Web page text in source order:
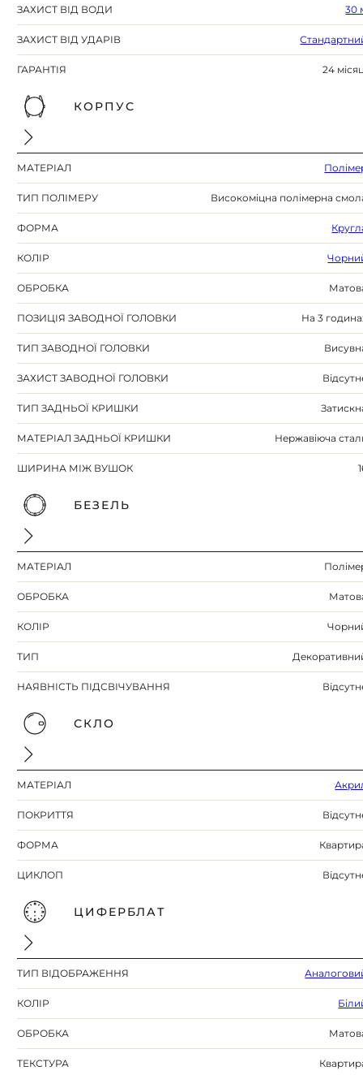
ЗАХИСТ ВІД ВОДИ 30
ЗАХИСТ ВІД УДАРІВ
ГАРАНТІЯ 24
КОРПУС
МАТЕРІАЛ
ТИП ПОЛІМЕРУ Високоміцна полімерна
ФОРМА
КОЛІР
ОБРОБКА
ПОЗИЦІЯ ЗАВОДНОЇ ГОЛОВКИ На 3
ТИП ЗАВОДНОЇ ГОЛОВКИ
ЗАХИСТ ЗАВОДНОЇ ГОЛОВКИ
ТИП ЗАДНЬОЇ КРИШКИ
МАТЕРІАЛ ЗАДНЬОЇ КРИШКИ Нержавіюча
ШИРИНА МІЖ ВУШОК
БЕЗЕЛЬ
МАТЕРІАЛ
ОБРОБКА
КОЛІР
ТИП
НАЯВНІСТЬ ПІДСВІЧУВАННЯ
СКЛО
МАТЕРІАЛ
ПОКРИТТЯ
ФОРМА
ЦИКЛОП
ЦИФЕРБЛАТ
ТИП ВІДОБРАЖЕННЯ
КОЛІР
ОБРОБКА
ТЕКСТУРА